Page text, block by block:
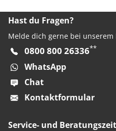
Hast du Fragen?
Melde dich gerne bei unserem
0800 800 26336**
WhatsApp
Chat
Kontaktformular
Service- und